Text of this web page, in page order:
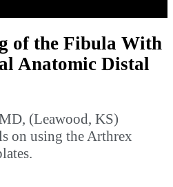
Video
of the Fibula With
Anatomic Distal
(Leawood, KS)
on using the Arthrex